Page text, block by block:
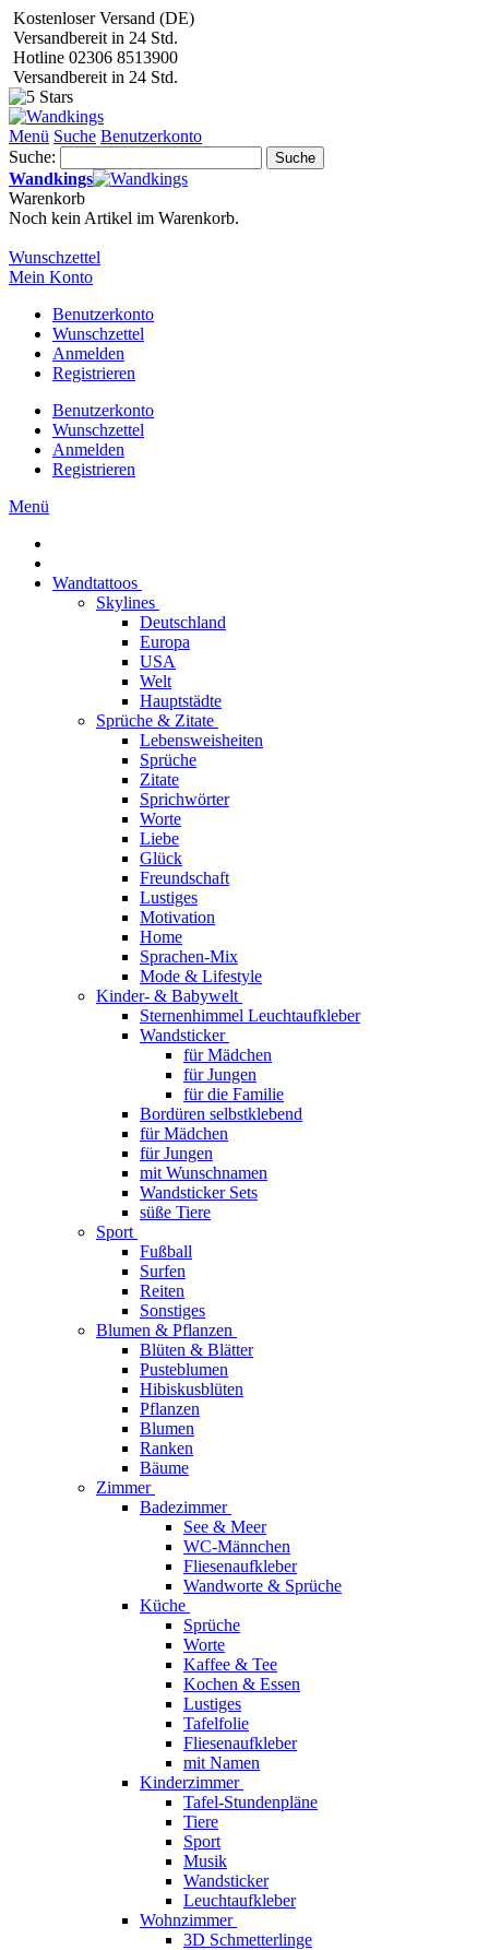
Kostenloser Versand (DE)
Versandbereit in 24 Std.
Hotline 02306 8513900
Versandbereit in 24 Std.
Menü Suche Benutzerkonto
Suche:
Suche
Wandkings
Warenkorb
Noch kein Artikel im Warenkorb.
Wunschzettel
Mein Konto
Benutzerkonto
Wunschzettel
Anmelden
Registrieren
Benutzerkonto
Wunschzettel
Anmelden
Registrieren
Menü
Wandtattoos
Skylines
Deutschland
Europa
USA
Welt
Hauptstädte
Sprüche & Zitate
Lebensweisheiten
Sprüche
Zitate
Sprichwörter
Worte
Liebe
Glück
Freundschaft
Lustiges
Motivation
Home
Sprachen-Mix
Mode & Lifestyle
Kinder- & Babywelt
Sternenhimmel Leuchtaufkleber
Wandsticker
für Mädchen
für Jungen
für die Familie
Bordüren selbstklebend
für Mädchen
für Jungen
mit Wunschnamen
Wandsticker Sets
süße Tiere
Sport
Fußball
Surfen
Reiten
Sonstiges
Blumen & Pflanzen
Blüten & Blätter
Pusteblumen
Hibiskusblüten
Pflanzen
Blumen
Ranken
Bäume
Zimmer
Badezimmer
See & Meer
WC-Männchen
Fliesenaufkleber
Wandworte & Sprüche
Küche
Sprüche
Worte
Kaffee & Tee
Kochen & Essen
Lustiges
Tafelfolie
Fliesenaufkleber
mit Namen
Kinderzimmer
Tafel-Stundenpläne
Tiere
Sport
Musik
Wandsticker
Leuchtaufkleber
Wohnzimmer
3D Schmetterlinge